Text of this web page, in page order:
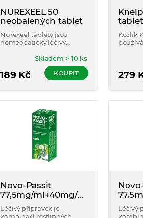
NUREXEEL 50
neobalených tablet
Nurexeel tablety jsou
homeopatický léčivý
zmírnění nervozity, neklidu
a mírných obtíží se
spánkem. Vhodný pro
dospělé, dospívající i děti.
189Kč
Skladem > 10 ks
KOUPIT
tablet
Kozlík
tohoto
279
Novo-Passit
77,5mg/ml+40mg/ml
perorální roztok
200ml
Léčivý přípravek je
kombinací rostlinných
100ml
Léčivý